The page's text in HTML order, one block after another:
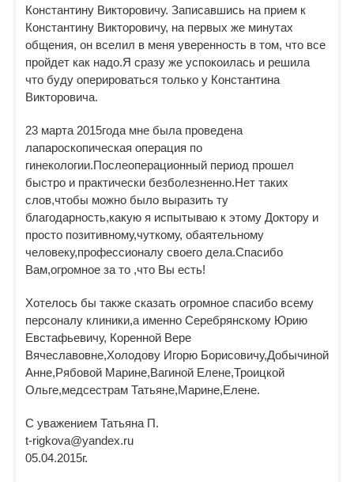
Константину Викторовичу. Записавшись на прием к
Константину Викторовичу, на первых же минутах
общения, он вселил в меня уверенность в том, что все
пройдет как надо.Я сразу же успокоилась и решила
что буду оперироваться только у Константина
Викторовича.
23 марта 2015года мне была проведена
лапароскопическая операция по
гинекологии.Послеоперационный период прошел
быстро и практически безболезненно.Нет таких
слов,чтобы можно было выразить ту
благодарность,какую я испытываю к этому Доктору и
просто позитивному,чуткому, обаятельному
человеку,профессионалу своего дела.Спасибо
Вам,огромное за то ,что Вы есть!
Хотелось бы также сказать огромное спасибо всему
персоналу клиники,а именно Серебрянскому Юрию
Евстафьевичу, Коренной Вере
Вячеславовне,Холодову Игорю Борисовичу,Добычиной
Анне,Рябовой Марине,Вагиной Елене,Троицкой
Ольге,медсестрам Татьяне,Марине,Елене.
С уважением Татьяна П.
t-rigkova@yandex.ru
05.04.2015г.